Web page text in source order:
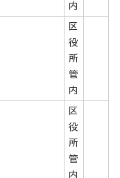
内
区
役
所
管
内
区
役
所
管
内